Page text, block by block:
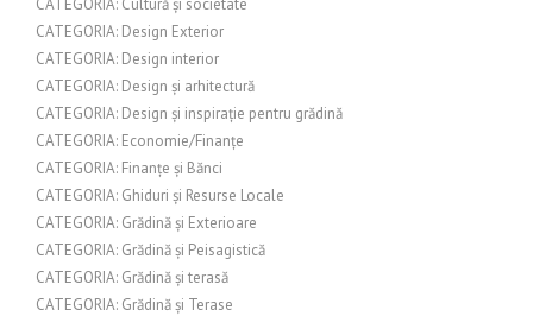
CATEGORIA: Cultură și societate
CATEGORIA: Design Exterior
CATEGORIA: Design interior
CATEGORIA: Design și arhitectură
CATEGORIA: Design și inspirație pentru grădină
CATEGORIA: Economie/Finanțe
CATEGORIA: Finanțe și Bănci
CATEGORIA: Ghiduri și Resurse Locale
CATEGORIA: Grădină și Exterioare
CATEGORIA: Grădină și Peisagistică
CATEGORIA: Grădină și terasă
CATEGORIA: Grădină și Terase